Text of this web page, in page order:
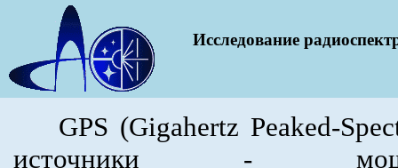
Исследование
GPS (Gigahertz Peaked-
источники -